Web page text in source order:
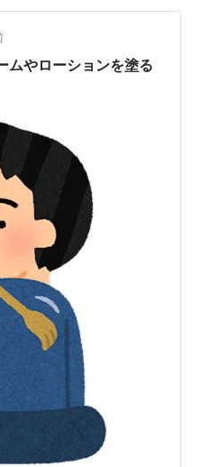
きはトーチャンに背中に
んどうでした。 薬局で見
円。 手の届かない背
ムやローションを塗る